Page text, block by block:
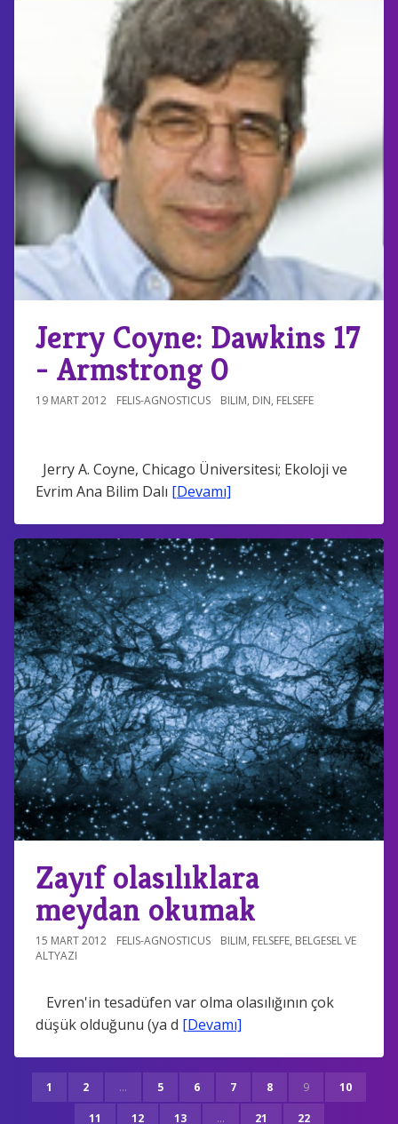
Jerry Coyne: Dawkins 17
- Armstrong 0
19 MART 2012 FELIS-AGNOSTICUS BILIM, DIN, FELSEFE
Jerry A. Coyne, Chicago Üniversitesi; Ekoloji ve
Evrim Ana Bilim Dalı [Devamı]
Zayıf olasılıklara
meydan okumak
15 MART 2012 FELIS-AGNOSTICUS BILIM, FELSEFE, BELGESEL VE
ALTYAZI
Evren'in tesadüfen var olma olasılığının çok
düşük olduğunu (ya d [Devamı]
1 2 ... 5 6 7 8 9 10
11 12 13 ... 21 22